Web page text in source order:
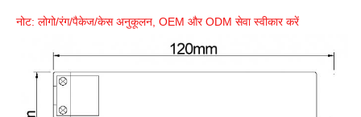
नोट: लोगो/रंग/पैकेज/केस अनुकूलन, OEM और ODM सेवा स्वीकार करें